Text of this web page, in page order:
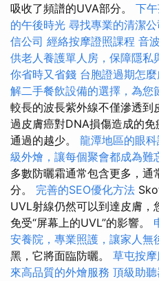
吸收了頻譜的UVA部分。 下
的午後時光 尋找專業的清潔
信公司 經絡按摩證照課程 音
供老人養護單人房，保障隱私
你省時又省錢 台胞證過期怎
解二手餐飲設備的選擇，為您
較長的波長紫外線不僅滲透到
過皮膚癌對DNA損傷造成的
通過的越少。 龍潭地區的眼
級外燴，讓每個聚會都成為難
多數防曬霜通常包含更多，
分。 完善的SEO優化方法
UVL射線仍然可以到達皮膚，
免受“屏幕上的UVL”的影響。
安養院，專業照護，讓家人無
黑，它將面臨防曬。 草屯按
來高品質的外燴服務 頂級助